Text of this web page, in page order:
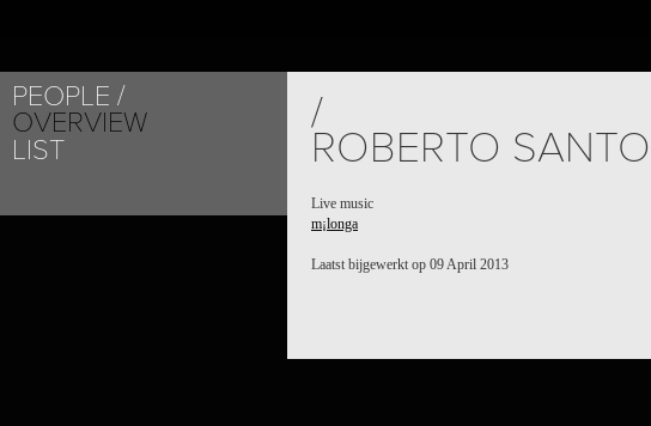
PEOPLE
OVERVIEW
LIST
/
ROBERTO
Live music
m¡longa
Laatst bijgewerkt op 09 April 2013